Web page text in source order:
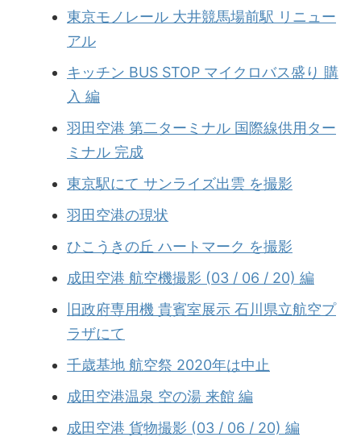
東京モノレール 大井競馬場前駅 リニュー
アル
キッチン BUS STOP マイクロバス盛り 購
入 編
羽田空港 第二ターミナル 国際線供用ター
ミナル 完成
東京駅にて サンライズ出雲 を撮影
羽田空港の現状
ひこうきの丘 ハートマーク を撮影
成田空港 航空機撮影 (03 / 06 / 20) 編
旧政府専用機 貴賓室展示 石川県立航空プ
ラザにて
千歳基地 航空祭 2020年は中止
成田空港温泉 空の湯 来館 編
成田空港 貨物撮影 (03 / 06 / 20) 編